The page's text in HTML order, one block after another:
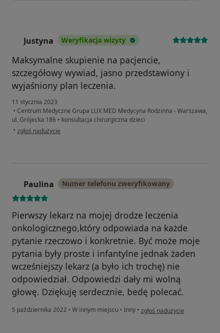
Justyna Weryfikacja wizyty
Maksymalne skupienie na pacjencie,
szczegółowy wywiad, jasno przedstawiony i
wyjaśniony plan leczenia.
11 stycznia 2023
• Centrum Medyczne Grupa LUX MED Medycyna Rodzinna - Warszawa,
ul. Grójecka 186 • konsultacja chirurgiczna dzieci
• w opinii użytkownika Justyna
zgłoś nadużycie
Paulina Numer telefonu zweryfikowany
Pierwszy lekarz na mojej drodze leczenia
onkologicznego,który odpowiada na każde
pytanie rzeczowo i konkretnie. Być może moje
pytania były proste i infantylne jednak żaden
wcześniejszy lekarz (a było ich trochę) nie
odpowiedział. Odpowiedzi dały mi wolną
głowę. Dziękuję serdecznie, bedę polecać.
5 października 2022 • W innym miejscu • Inny • w opinii użytkownika Paulina
zgłoś nadużycie